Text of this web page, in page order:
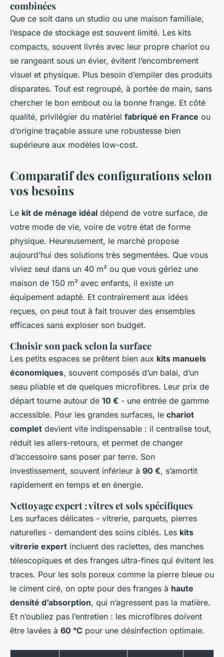
combinées
Que ce soit dans un studio ou une maison familiale,
l’espace de stockage est souvent limité. Les kits
compacts, souvent livrés avec leur propre chariot ou
se rangeant sous un évier, évitent l’encombrement
visuel et physique. Plus besoin d’empiler des produits
disparates. Tout est regroupé, à portée de main, sans
chercher le bon embout ou la bonne frange. Et côté
qualité, privilégier du matériel fabriqué en France ou
d’origine traçable assure une robustesse bien
supérieure aux modèles low-cost.
Comparatif des configurations selon
vos besoins
Le kit de ménage idéal dépend de votre surface, de
votre mode de vie, voire de votre état de forme
physique. Heureusement, le marché propose
aujourd’hui des solutions très segmentées. Que vous
viviez seul dans un 40 m² ou que vous gériez une
maison de 150 m² avec enfants, il existe un
équipement adapté. Et contrairement aux idées
reçues, on peut tout à fait trouver des ensembles
efficaces sans exploser son budget.
Choisir son pack selon la surface
Les petits espaces se prêtent bien aux kits manuels
économiques, souvent composés d’un balai, d’un
seau pliable et de quelques microfibres. Leur prix de
départ tourne autour de 10 € - une entrée de gamme
accessible. Pour les grandes surfaces, le chariot
complet devient vite indispensable : il centralise tout,
réduit les allers-retours, et permet de changer
d’accessoire sans poser par terre. Son
investissement, souvent inférieur à 90 €, s’amortit
rapidement en temps et en énergie.
Nettoyage expert : vitres et sols spécifiques
Les surfaces délicates - vitrerie, parquets, pierres
naturelles - demandent des soins ciblés. Les kits
vitrerie expert incluent des raclettes, des manches
télescopiques et des franges ultra-fines qui évitent les
traces. Pour les sols poreux comme la pierre bleue ou
le ciment ciré, on opte pour des franges à haute
densité d’absorption, qui n’agressent pas la matière.
Et n’oubliez pas l’entretien : les microfibres doivent
être lavées à 60 °C pour une désinfection optimale.